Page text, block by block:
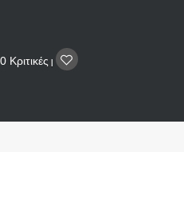
0 Κριτικές